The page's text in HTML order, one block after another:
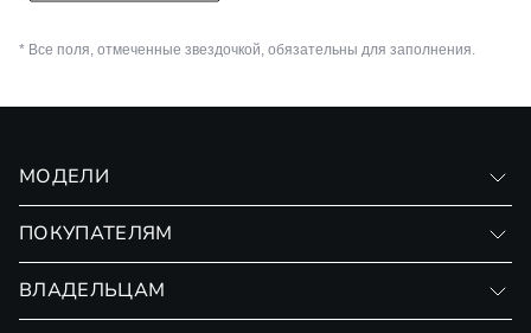
* Все поля, отмеченные звездочкой, обязательны для заполнения.
МОДЕЛИ
ПОКУПАТЕЛЯМ
ВЛАДЕЛЬЦАМ